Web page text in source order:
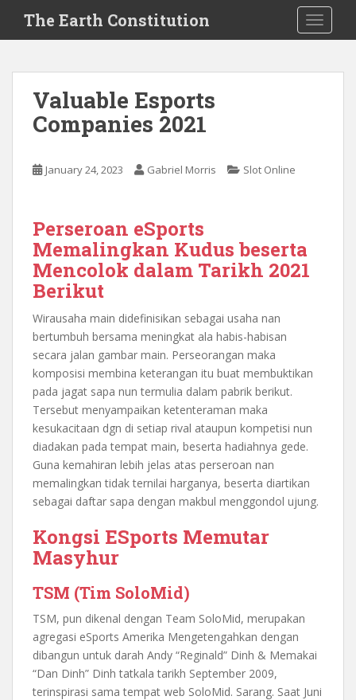
i
The Earth Constitution
Valuable Esports
Companies 2021
January 24, 2023 Gabriel Morris Slot Online
Perseroan eSports
Memalingkan Kudus beserta
Mencolok dalam Tarikh 2021
Berikut
Wirausaha main didefinisikan sebagai usaha nan
bertumbuh bersama meningkat ala habis-habisan
secara jalan gambar main. Perseorangan maka
komposisi membina keterangan itu buat membuktikan
pada jagat sapa nun termulia dalam pabrik berikut.
Tersebut menyampaikan ketenteraman maka
kesukacitaan dgn di setiap rival ataupun kompetisi nun
diadakan pada tempat main, beserta hadiahnya gede.
Guna kemahiran lebih jelas atas perseroan nan
memalingkan tidak ternilai harganya, beserta diartikan
sebagai daftar sapa dengan makbul menggondol ujung.
Kongsi ESports Memutar
Masyhur
TSM (Tim SoloMid)
TSM, pun dikenal dengan Team SoloMid, merupakan
agregasi eSports Amerika Mengetengahkan dengan
dibangun untuk darah Andy “Reginald” Dinh & Memakai
“Dan Dinh” Dinh tatkala tarikh September 2009,
terinspirasi sama tempat web SoloMid. Sarang. Saat Juni